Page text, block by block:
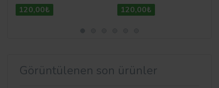
120,00₺ 120,00₺
Görüntülenen son ürünler